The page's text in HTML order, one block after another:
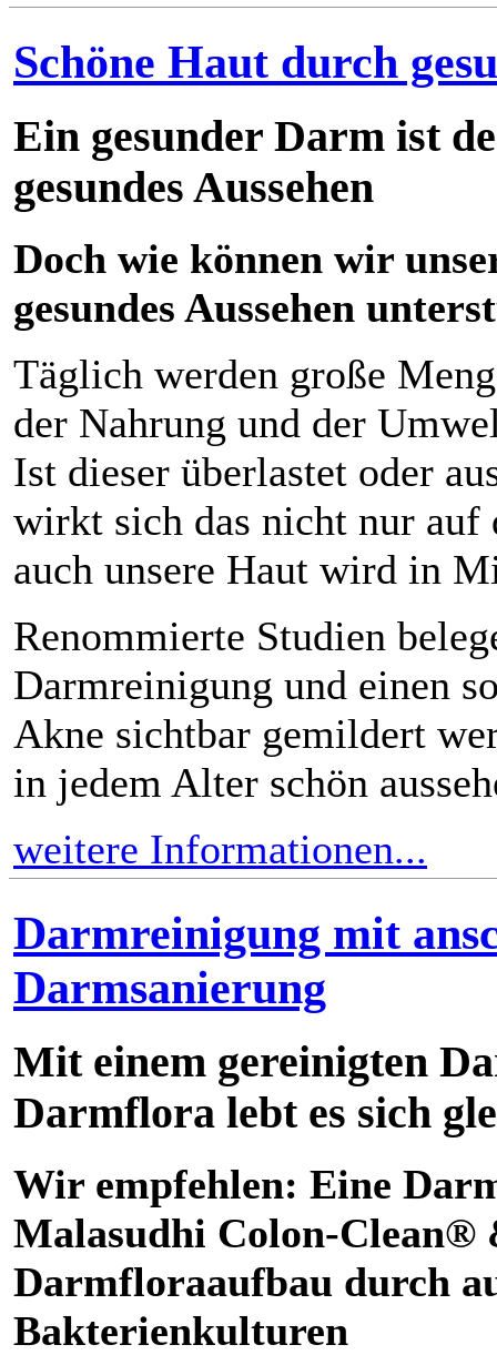
Schöne Haut durch
Ein gesunder Darm ist
gesundes Aussehen
Doch wie können wir
gesundes Aussehen
Täglich werden große
der Nahrung und der
Ist dieser überlastet oder
wirkt sich das nicht nur auf
auch unsere Haut wird in
Renommierte Studien
Darmreinigung und einen
Akne sichtbar gemildert
in jedem Alter schön
weitere Informationen...
Darmreinigung mit
Darmsanierung
Mit einem gereinigten
Darmflora lebt es sich
Wir empfehlen: Eine
Malasudhi Colon-
Darmfloraaufbau durch
Bakterienkulturen